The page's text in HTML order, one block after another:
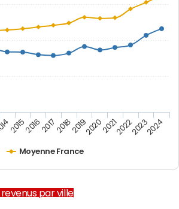
Moyenne France
2015201620172018201920202021202220232024
par ville